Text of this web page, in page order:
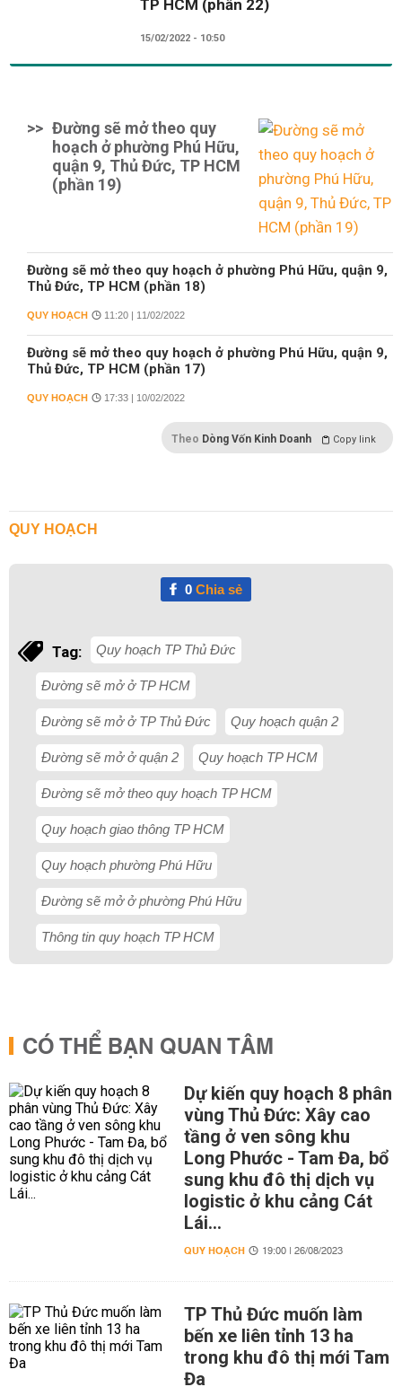
TP HCM (phần 22)
15/02/2022 - 10:50
>> Đường sẽ mở theo quy
hoạch ở phường Phú Hữu,
quận 9, Thủ Đức, TP HCM
(phần 19)
Đường sẽ mở theo quy hoạch ở phường Phú Hữu, quận 9,
Thủ Đức, TP HCM (phần 18)
QUY HOẠCH 11:20 | 11/02/2022
Đường sẽ mở theo quy hoạch ở phường Phú Hữu, quận 9,
Thủ Đức, TP HCM (phần 17)
QUY HOẠCH 17:33 | 10/02/2022
Theo Dòng Vốn Kinh Doanh Copy link
QUY HOẠCH
0Chia sẻ
Tag: Quy hoạch TP Thủ Đức
Đường sẽ mở ở TP HCM
Đường sẽ mở ở TP Thủ Đức Quy hoạch quận 2
Đường sẽ mở ở quận 2 Quy hoạch TP HCM
Đường sẽ mở theo quy hoạch TP HCM
Quy hoạch giao thông TP HCM
Quy hoạch phường Phú Hữu
Đường sẽ mở ở phường Phú Hữu
Thông tin quy hoạch TP HCM
CÓ THỂ BẠN QUAN TÂM
Dự kiến quy hoạch 8 phân
vùng Thủ Đức: Xây cao
tầng ở ven sông khu
Long Phước - Tam Đa, bổ
sung khu đô thị dịch vụ
logistic ở khu cảng Cát
Lái...
QUY HOẠCH 19:00 | 26/08/2023
TP Thủ Đức muốn làm
bến xe liên tỉnh 13 ha
trong khu đô thị mới Tam
Đa